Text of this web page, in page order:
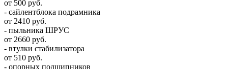
от 500 руб.
- сайлентблока подрамника
от 2410 руб.
- пыльника ШРУС
от 2660 руб.
- втулки стабилизатора
от 510 руб.
- опорных подшипников